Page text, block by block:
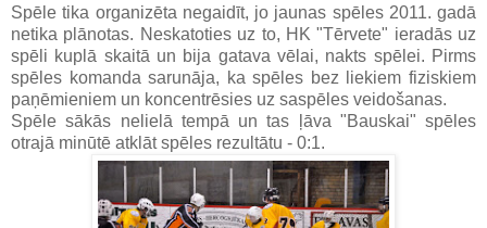
Spēle tika organizēta negaidīt, jo jaunas spēles 2011. gadā
netika plānotas. Neskatoties uz to, HK "Tērvete" ieradās uz
spēli kuplā skaitā un bija gatava vēlai, nakts spēlei. Pirms
spēles komanda sarunāja, ka spēles bez liekiem fiziskiem
paņēmieniem un koncentrēsies uz saspēles veidošanas.
Spēle sākās nelielā tempā un tas ļāva "Bauskai" spēles
otrajā minūtē atklāt spēles rezultātu - 0:1.